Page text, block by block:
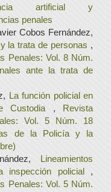
artificial y
penales
Cobos Fernández,
la trata de personas ,
Penales: Vol. 8 Núm.
ante la trata de
La función policial en
Custodia , Revista
Vol. 5 Núm. 18
de la Policía y la
Lineamientos
inspección policial ,
Penales: Vol. 5 Núm.